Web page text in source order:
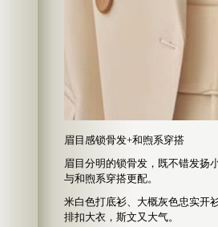
眉目感锁骨发+和煦系穿搭
眉目分明的锁骨发，既不错发扬
与和煦系穿搭更配。
米白色打底衫、大概灰色忠实开
排扣大衣，斯文又大气。